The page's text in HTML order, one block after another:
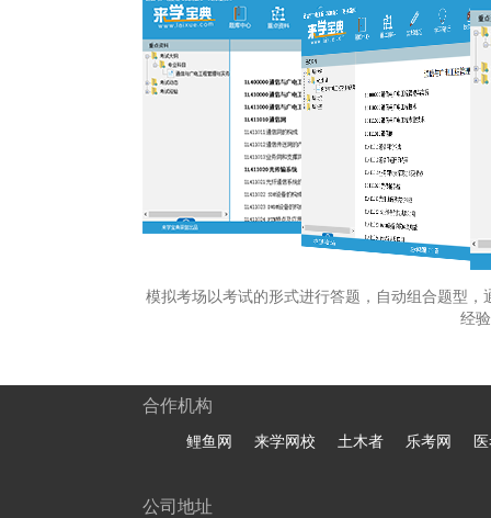
模拟考场以考试的形式进行答题，自动组合题型
经
合作机构
鲤鱼网 来学网校 土木者 乐考网
公司地址